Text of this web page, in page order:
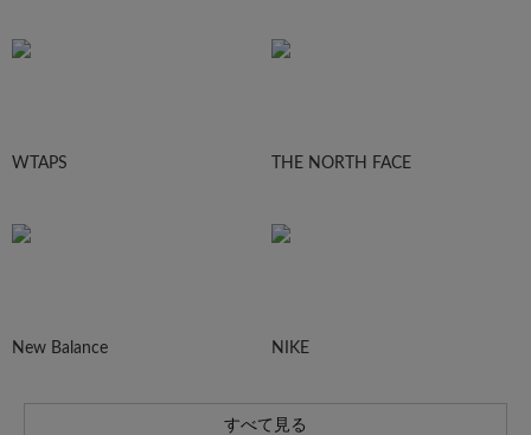
WTAPS THE NORTH FACE
New Balance NIKE
すべて見る